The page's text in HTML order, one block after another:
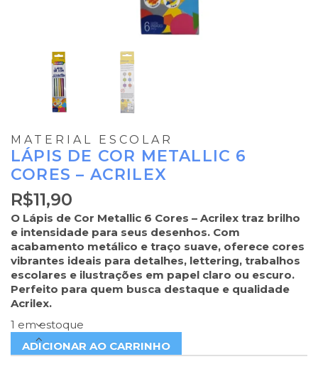
MATERIAL ESCOLAR
LÁPIS DE COR METALLIC 6
CORES – ACRILEX
R$11,90
O Lápis de Cor Metallic 6 Cores – Acrilex traz brilho
e intensidade para seus desenhos. Com
acabamento metálico e traço suave, oferece cores
vibrantes ideais para detalhes, lettering, trabalhos
escolares e ilustrações em papel claro ou escuro.
Perfeito para quem busca destaque e qualidade
Acrilex.
1 em estoque
ADICIONAR AO CARRINHO